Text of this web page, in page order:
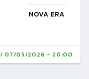
NOVA ERA
07/05/2026 - 20:00